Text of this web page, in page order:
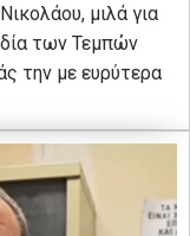
μιλά για
των Τεμπών
την με ευρύτερα